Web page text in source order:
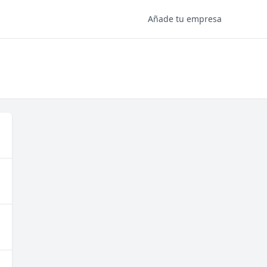
Añade tu empresa